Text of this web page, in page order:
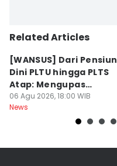
Related Articles
[WANSUS] Dari Pensiun
Dini PLTU hingga PLTS
Atap: Mengupas
Sengkarut Bisnis Energi
di Indonesia
06 Agu 2026, 18:00 WIB
News